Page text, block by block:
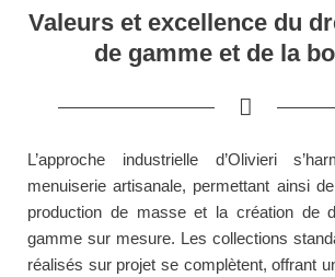
Valeurs et excellence du
de gamme et de la
L’approche industrielle d’Olivieri
menuiserie artisanale, permettant ainsi
production de masse et la création de
gamme sur mesure. Les collections
réalisés sur projet se complètent, offrant